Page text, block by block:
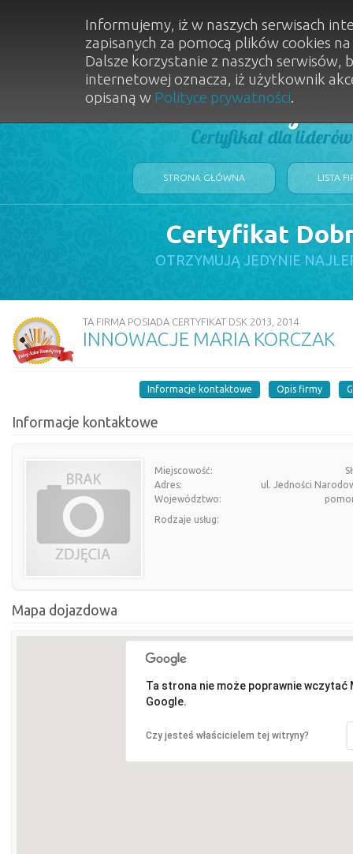
Dobry
Certyfikat dla
STRONA GŁÓWNA LISTA
Certyfikat
OTRZYMUJĄ JEDYNIE
TA FIRMA POSIADA CERTYFIKAT DSK 2013, 2014
INNOWACJE MARIA KORCZAK
Informacje kontaktowe Opis firmy
Informacje kontaktowe
Miejscowość:
Adres:
ul. Jedności
Województwo:
Rodzaje usług:
Mapa dojazdowa
Ta strona nie może poprawnie wczytać
Google.
Czy jesteś właścicielem tej witryny?
Informujemy, iż w naszych serwisach
zapisanych za pomocą plików cookies
Dalsze korzystanie z naszych
internetowej oznacza, iż użytkownik
opisaną w Polityce prywatności.